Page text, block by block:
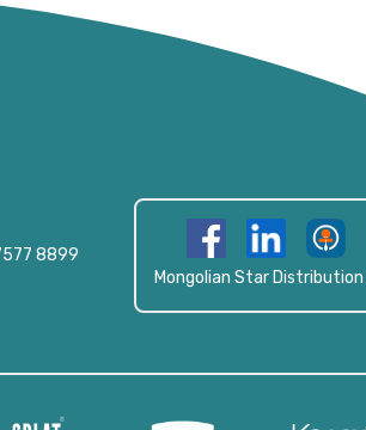
8899
Mongolian Star Distribution